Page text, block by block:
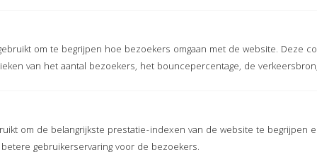
om te begrijpen hoe bezoekers omgaan met de website. Deze
van het aantal bezoekers, het bouncepercentage, de
om de belangrijkste prestatie-indexen van de website te begrijpen
gebruikerservaring voor de bezoekers.
FILTER
MULTIMATTENSHOP.NL